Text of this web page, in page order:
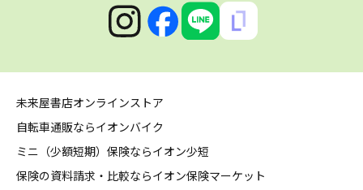
未来屋書店オンラインストア
自転車通販ならイオンバイク
ミニ（少額短期）保険ならイオン少短
保険の資料請求・比較ならイオン保険マーケット